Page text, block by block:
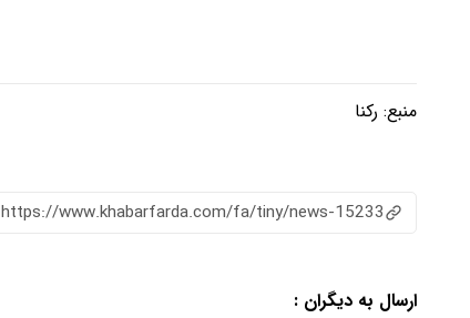
منبع: رکنا
https://www.khabarfarda.com/fa/tiny/news-15233
ارسال به دیگران :